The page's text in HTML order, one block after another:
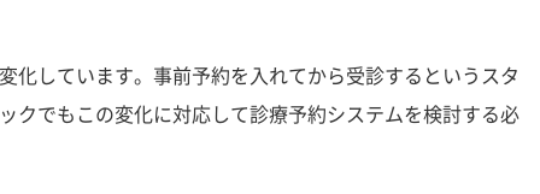
化しています。事前予約を入れてから受診するというスタ
クでもこの変化に対応して診療予約システムを検討する必